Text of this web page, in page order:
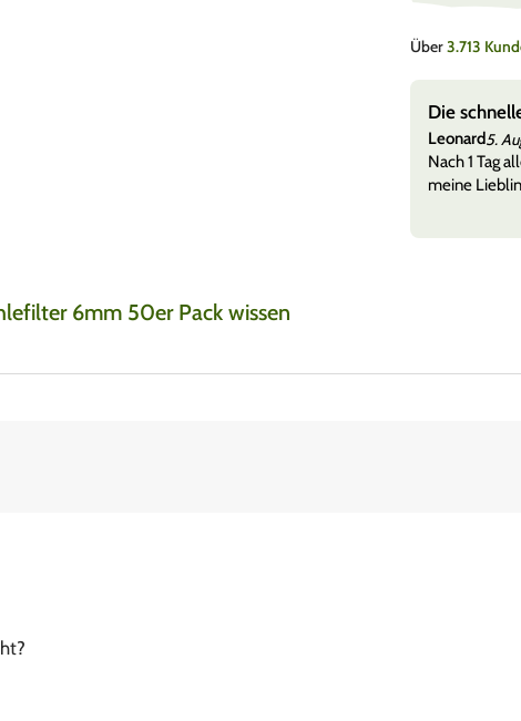
Über3.713
Die
Leonard5.
Nach 1 Tag
meine
6mm 50er Pack wissen